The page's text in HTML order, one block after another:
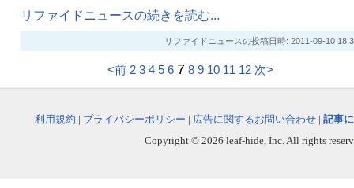
リファイドニュースの続きを読む...
リファイドニュースの投稿日時: 2011-09-10
<前 2 3 4 5 6 7 8 9 10 11 12 次>
利用規約 | プライバシーポリシー | 広告に関するお問い合わせ | 記事
Copyright © 2026 leaf-hide, Inc. All rights